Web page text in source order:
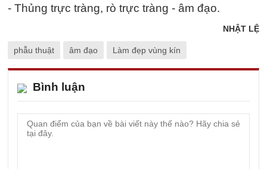
- Thủng trực tràng, rò trực tràng - âm đạo.
NHẬT LỆ
phẫu thuật âm đạo Làm đẹp vùng kín
Bình luận